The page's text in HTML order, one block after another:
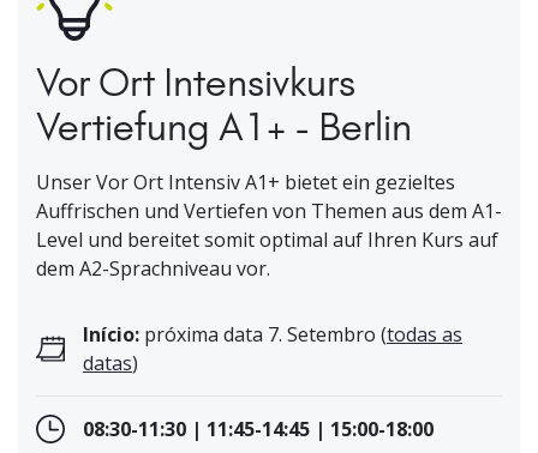
Vor Ort Intensivkurs
Vertiefung A1+ - Berlin
Unser Vor Ort Intensiv A1+ bietet ein gezieltes
Auffrischen und Vertiefen von Themen aus dem A1-
Level und bereitet somit optimal auf Ihren Kurs auf
dem A2-Sprachniveau vor.
Início: próxima data 7. Setembro (todas as
datas)
08:30-11:30 | 11:45-14:45 | 15:00-18:00